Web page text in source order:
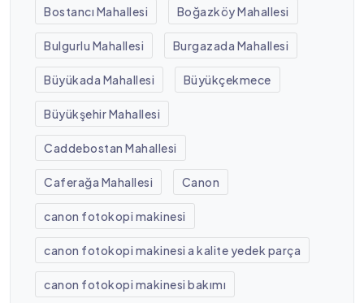
Bostancı Mahallesi Boğazköy Mahallesi
Bulgurlu Mahallesi Burgazada Mahallesi
Büyükada Mahallesi Büyükçekmece
Büyükşehir Mahallesi
Caddebostan Mahallesi
Caferağa Mahallesi Canon
canon fotokopi makinesi
canon fotokopi makinesi a kalite yedek parça
canon fotokopi makinesi bakımı